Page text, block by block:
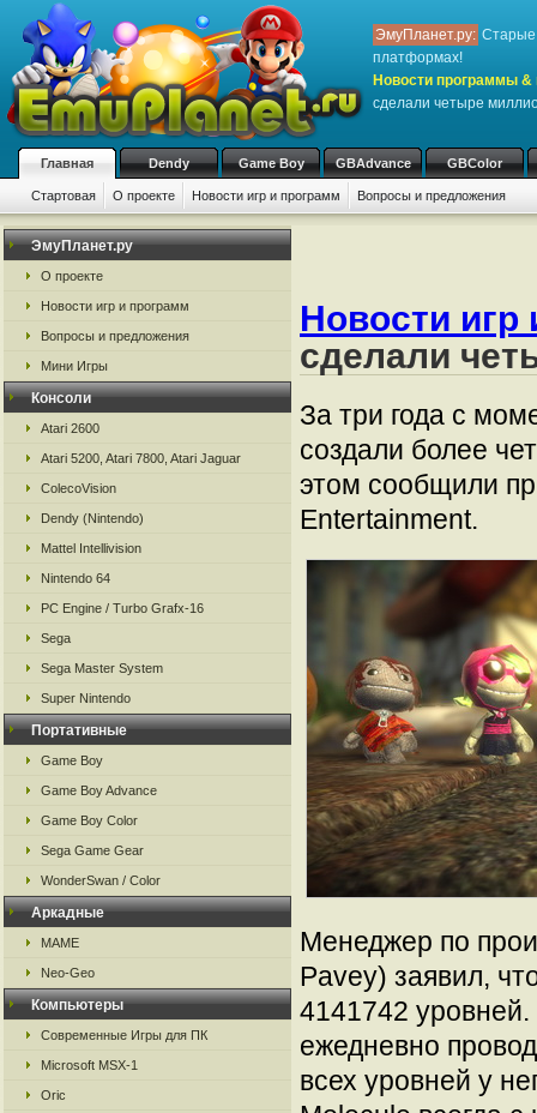
ЭмуПланет.ру: Старые
платформах!
Новости программы &
сделали четыре
Главная Dendy Game Boy GBAdvance GBColor
Стартовая О проекте Новости игр и программ Вопросы и предложения
ЭмуПланет.ру
О проекте
Новости игр и программ
Вопросы и предложения
Мини Игры
Консоли
Atari 2600
Atari 5200, Atari 7800, Atari Jaguar
ColecoVision
Dendy (Nintendo)
Mattel Intellivision
Nintendo 64
PC Engine / Turbo Grafx-16
Sega
Sega Master System
Super Nintendo
Портативные
Game Boy
Game Boy Advance
Game Boy Color
Sega Game Gear
WonderSwan / Color
Аркадные
MAME
Neo-Geo
Компьютеры
Современные Игры для ПК
Microsoft MSX-1
Oric
Новости игр
сделали
За три года с
создали более
этом сообщили
Entertainment.
Менеджер по
Pavey) заявил,
4141742 уровней.
ежедневно
всех уровней у